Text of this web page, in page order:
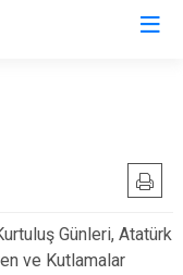
Günleri, Atatürk
ve Kutlamalar